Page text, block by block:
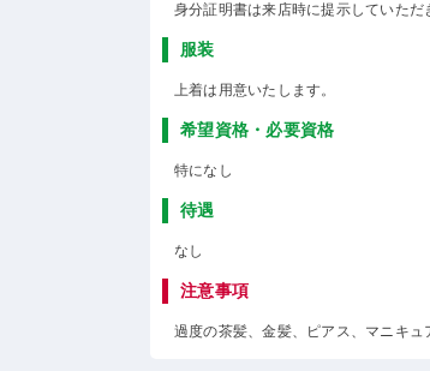
身分証明書は来店時に提示していただ
服装
上着は用意いたします。
希望資格・必要資格
特になし
待遇
なし
注意事項
過度の茶髪、金髪、ピアス、マニキュ